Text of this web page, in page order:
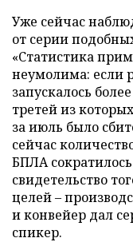
Уже сейчас
от серии
«Статистика
неумолима: если
запускалось
третей из
за июль было
сейчас
БПЛА
свидетельство
целей –
и конвейер дал
спикер.